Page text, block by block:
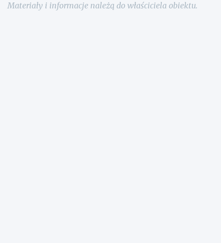
Materiały i informacje należą do właściciela obiektu.